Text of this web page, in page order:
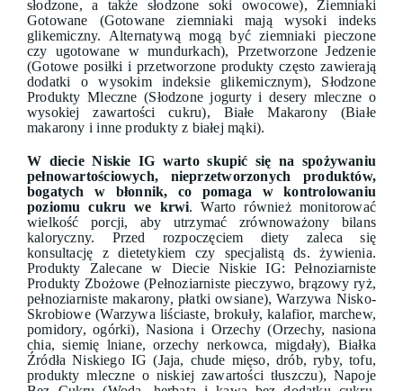
słodzone, a także słodzone soki owocowe), Ziemniaki
Gotowane (Gotowane ziemniaki mają wysoki indeks
glikemiczny. Alternatywą mogą być ziemniaki pieczone
czy ugotowane w mundurkach), Przetworzone Jedzenie
(Gotowe posiłki i przetworzone produkty często zawierają
dodatki o wysokim indeksie glikemicznym), Słodzone
Produkty Mleczne (Słodzone jogurty i desery mleczne o
wysokiej zawartości cukru), Białe Makarony (Białe
makarony i inne produkty z białej mąki).
W diecie Niskie IG warto skupić się na spożywaniu
pełnowartościowych, nieprzetworzonych produktów,
bogatych w błonnik, co pomaga w kontrolowaniu
poziomu cukru we krwi. Warto również monitorować
wielkość porcji, aby utrzymać zrównoważony bilans
kaloryczny. Przed rozpoczęciem diety zaleca się
konsultację z dietetykiem czy specjalistą ds. żywienia.
Produkty Zalecane w Diecie Niskie IG: Pełnoziarniste
Produkty Zbożowe (Pełnoziarniste pieczywo, brązowy ryż,
pełnoziarniste makarony, płatki owsiane), Warzywa Nisko-
Skrobiowe (Warzywa liściaste, brokuły, kalafior, marchew,
pomidory, ogórki), Nasiona i Orzechy (Orzechy, nasiona
chia, siemię lniane, orzechy nerkowca, migdały), Białka
Źródła Niskiego IG (Jaja, chude mięso, drób, ryby, tofu,
produkty mleczne o niskiej zawartości tłuszczu), Napoje